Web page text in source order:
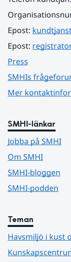
Epost:
Epost:
Press
SMHIs
Mer
SMHI-länkar
Jobba på SMHI
Om SMHI
SMHI-bloggen
SMHI-podden
Teman
Havsmiljö i kust